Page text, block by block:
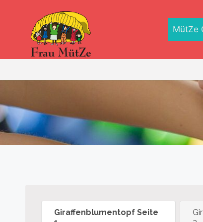
springen
MütZe
Giraffenblumentopf Seite